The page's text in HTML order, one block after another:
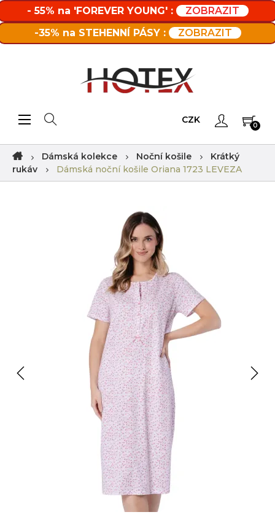
- 55% na 'FOREVER YOUNG' :
ZOBRAZIT
-35% na STEHENNÍ PÁSY :
ZOBRAZIT
Toggle navigation
☰ CZK
0
Dámská kolekce Noční košile
Krátký
rukáv
Dámská noční košile Oriana 1723 LEVEZA